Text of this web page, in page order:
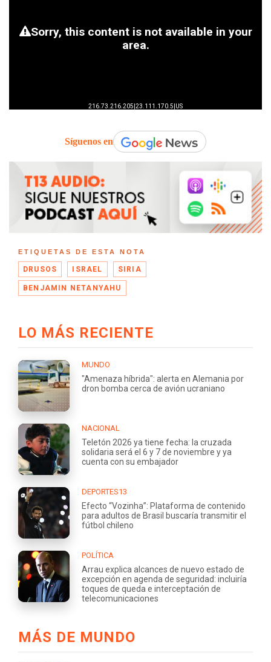
Síguenos en
ETIQUETAS DE ESTA NOTA
DRUSOS ISRAEL SIRIA
BENJAMIN NETANYAHU
LO MÁS RECIENTE
MUNDO
"Amenaza híbrida": alerta en Alemania por
dron bomba cerca de avión ucraniano
NACIONAL
Teletón 2026 ya tiene fecha: la cruzada
solidaria será el 6 y 7 de noviembre y ya
cuenta con su embajador
DEPORTES13
Efecto “Vozinha”: Plataforma de contenido
para adultos de Brasil buscaría transmitir el
fútbol chileno
POLÍTICA
Arrau explica alcances de nuevo estado de
excepción en agenda de seguridad: incluiría
toques de queda e interceptación de
telecomunicaciones
MÁS DE MUNDO